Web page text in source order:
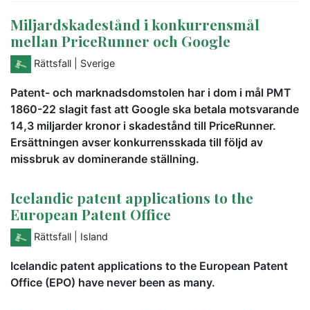
Miljardskadestånd i konkurrensmål
mellan PriceRunner och Google
Rättsfall | Sverige
Patent- och marknadsdomstolen har i dom i mål PMT
1860-22 slagit fast att Google ska betala motsvarande
14,3 miljarder kronor i skadestånd till PriceRunner.
Ersättningen avser konkurrensskada till följd av
missbruk av dominerande ställning.
Icelandic patent applications to the
European Patent Office
Rättsfall | Island
Icelandic patent applications to the European Patent
Office (EPO) have never been as many.